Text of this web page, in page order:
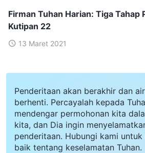
Firman Tuhan Harian: Tiga Tahap
Kutipan 22
13 Maret 2021
Penderitaan akan berakhir dan
berhenti. Percayalah kepada
mendengar permohonan kita
kita, dan Dia ingin
penderitaan. Hubungi kami
baik tentang keselamatan Tuhan.